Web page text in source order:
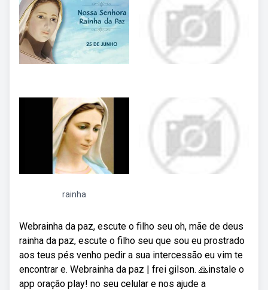
rainha
Webrainha da paz, escute o filho seu oh, mãe de deus
rainha da paz, escute o filho seu que sou eu prostrado
aos teus pés venho pedir a sua intercessão eu vim te
encontrar e. Webrainha da paz | frei gilson. 🙏instale o
app oração play! no seu celular e nos ajude a